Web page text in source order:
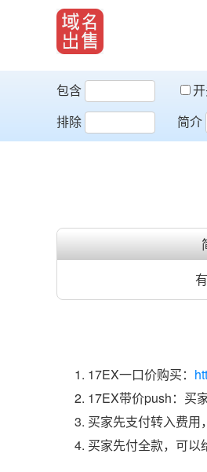
包含
排除
简介
17EX一口价购买：
17EX带价push：买
买家先支付转入费用
买家先付全款，可以